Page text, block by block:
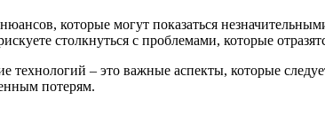
которые могут показаться
столкнуться с проблемами, которые
технологий – это важные аспекты, которые
потерям.